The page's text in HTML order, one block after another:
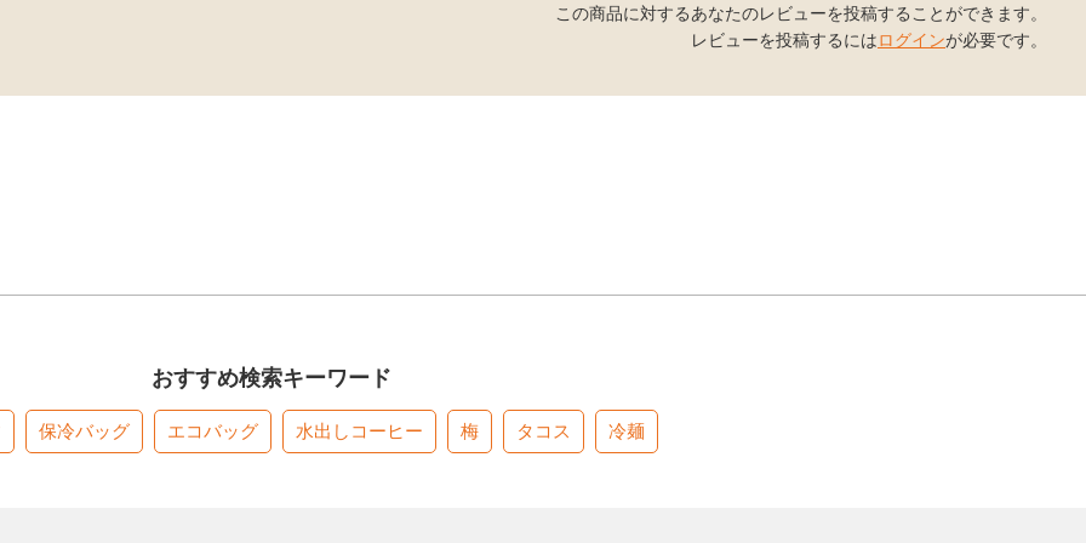
この商品に対するあなたのレビューを投稿することができます。
レビューを投稿するにはログインが必要です。
おすすめ検索キーワード
保冷バッグ エコバッグ 水出しコーヒー 梅 タコス 冷麺